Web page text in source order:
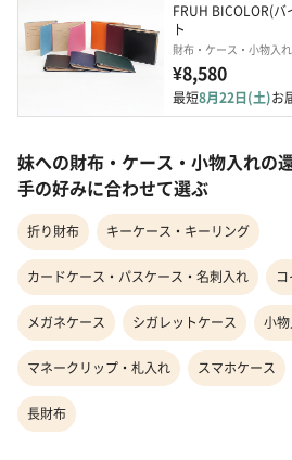
FRUH BICOLOR(
ト
財布・ケース・小物入れ
¥8,580
最短8月22日(土)お
妹への財布・ケース・小物入れの
手の好みに合わせて選ぶ
折り財布 キーケース・キーリング
カードケース・パスケース・名刺入れ
メガネケース シガレットケース 小
マネークリップ・札入れ スマホケース
長財布